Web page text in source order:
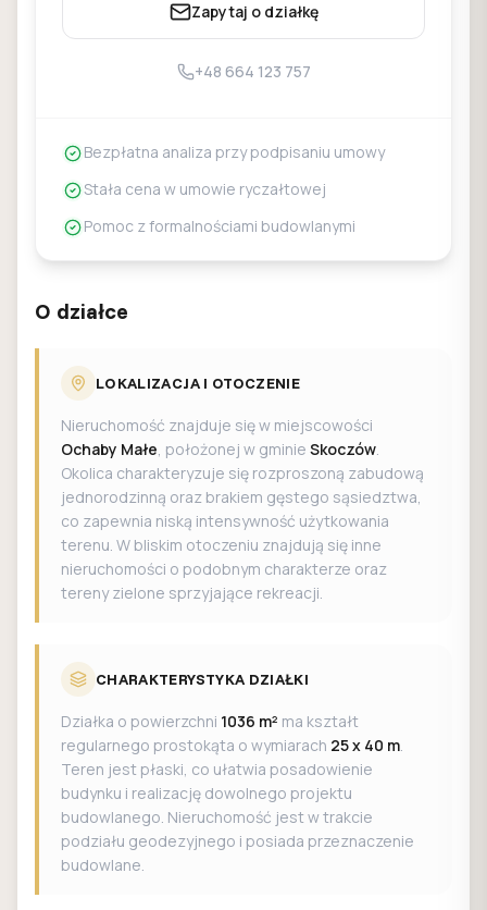
Zapytaj o działkę
+48 664 123 757
Bezpłatna analiza przy podpisaniu umowy
Stała cena w umowie ryczałtowej
Pomoc z formalnościami budowlanymi
O działce
LOKALIZACJA I OTOCZENIE
Nieruchomość znajduje się w miejscowości
Ochaby Małe, położonej w gminie Skoczów.
Okolica charakteryzuje się rozproszoną zabudową
jednorodzinną oraz brakiem gęstego sąsiedztwa,
co zapewnia niską intensywność użytkowania
terenu. W bliskim otoczeniu znajdują się inne
nieruchomości o podobnym charakterze oraz
tereny zielone sprzyjające rekreacji.
CHARAKTERYSTYKA DZIAŁKI
Działka o powierzchni 1036 m² ma kształt
regularnego prostokąta o wymiarach 25 x 40 m.
Teren jest płaski, co ułatwia posadowienie
budynku i realizację dowolnego projektu
budowlanego. Nieruchomość jest w trakcie
podziału geodezyjnego i posiada przeznaczenie
budowlane.